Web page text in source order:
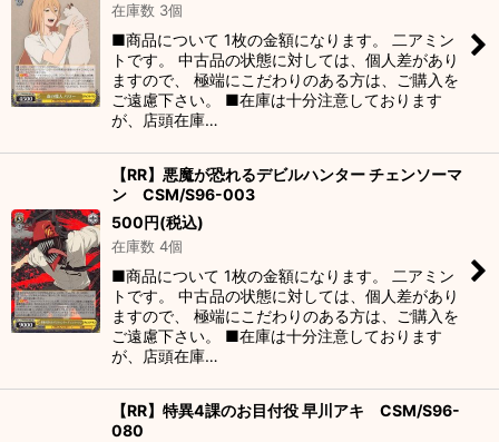
在庫数 3個
■商品について 1枚の金額になります。 二アミン
トです。 中古品の状態に対しては、個人差があり
ますので、 極端にこだわりのある方は、ご購入を
ご遠慮下さい。 ■在庫は十分注意しております
が、店頭在庫…
【RR】悪魔が恐れるデビルハンター チェンソーマ
ン CSM/S96-003
500円(税込)
在庫数 4個
■商品について 1枚の金額になります。 二アミン
トです。 中古品の状態に対しては、個人差があり
ますので、 極端にこだわりのある方は、ご購入を
ご遠慮下さい。 ■在庫は十分注意しております
が、店頭在庫…
【RR】特異4課のお目付役 早川アキ CSM/S96-
080